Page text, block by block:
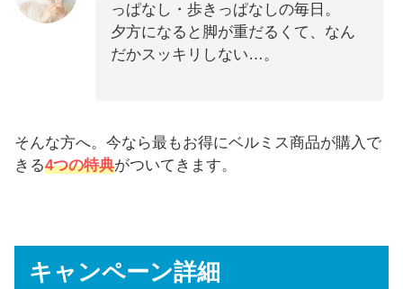
っぱなし・歩きっぱなしの毎日。
夕方になると脚が重だるくて、なん
だかスッキリしない…。
そんな方へ。今なら最もお得にベルミス商品が購入で
きる4つの特典がついてきます。
キャンペーン詳細